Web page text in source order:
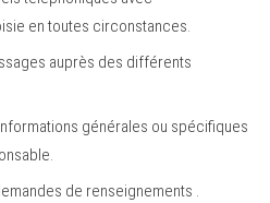
en toutes circonstances.
auprès des différents
générales ou spécifiques
de renseignements .